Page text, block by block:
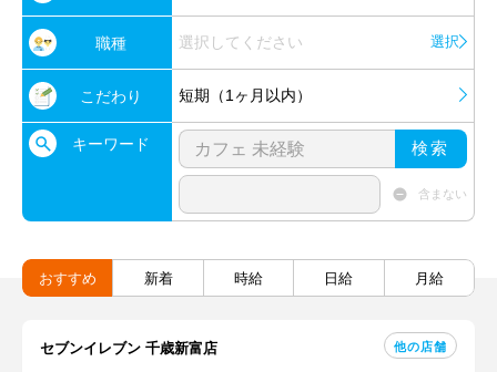
職種 選択してください 選択
こだわり 短期（1ヶ月以内）
キーワード 検索
含まない
おすすめ 新着 時給 日給 月給
セブンイレブン 千歳新富店 他の店舗